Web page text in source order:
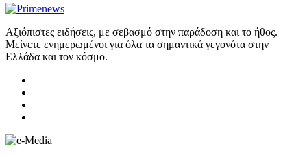
Αξιόπιστες ειδήσεις, με σεβασμό στην παράδοση και το ήθος.
Μείνετε ενημερωμένοι για όλα τα σημαντικά γεγονότα στην
Ελλάδα και τον κόσμο.